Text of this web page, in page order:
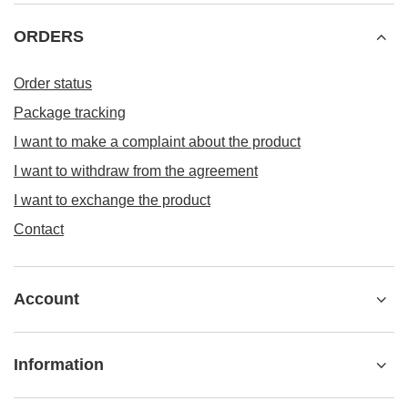
ORDERS
Order status
Package tracking
I want to make a complaint about the product
I want to withdraw from the agreement
I want to exchange the product
Contact
Account
Information